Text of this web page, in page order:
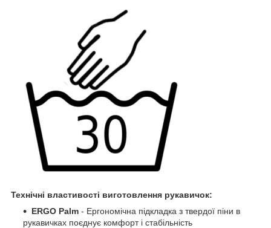
Технічні властивості виготовлення рукавичок:
ERGO Palm - Ергономічна підкладка з твердої піни в
рукавичках поєднує комфорт і стабільність